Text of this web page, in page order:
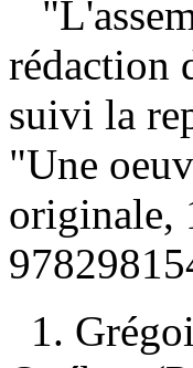
rédaction
suivi la
"Une
originale,
1.